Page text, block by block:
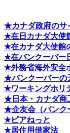
★カナダ政府のサ
★在日カナダ大使
★在カナダ大使館
★在バンクーバー
★外務省海外安全
★バンクーバーの
★ワーキングホリ
★日本・カナダ商
★企友会（バンク
★ピアねっと
★居住用借家法